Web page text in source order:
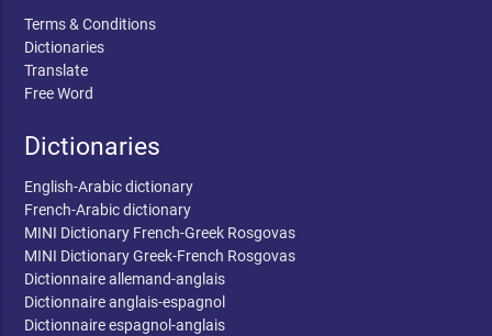
Terms & Conditions
Dictionaries
Translate
Free Word
Dictionaries
English-Arabic dictionary
French-Arabic dictionary
MINI Dictionary French-Greek Rosgovas
MINI Dictionary Greek-French Rosgovas
Dictionnaire allemand-anglais
Dictionnaire anglais-espagnol
Dictionnaire espagnol-anglais